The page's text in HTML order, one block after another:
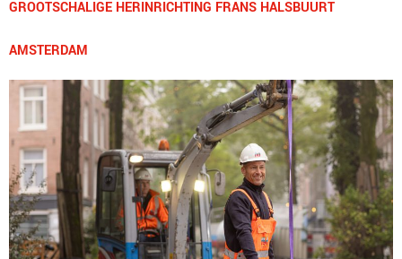
GROOTSCHALIGE HERINRICHTING FRANS HALSBUURT
AMSTERDAM